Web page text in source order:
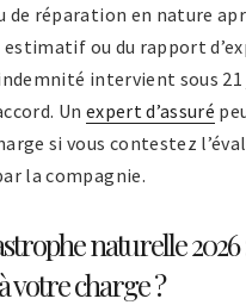
de réparation en nature
ou du rapport
intervient sous 21
Un expert d’assuré
si vous contestez
la compagnie.
naturelle 2026
votre charge ?